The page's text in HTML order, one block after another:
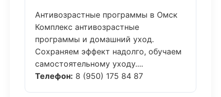
Антивозрастные программы в Омск
Комплекс антивозрастные
программы и домашний уход.
Сохраняем эффект надолго, обучаем
самостоятельному уходу....
Телефон: 8 (950) 175 84 87